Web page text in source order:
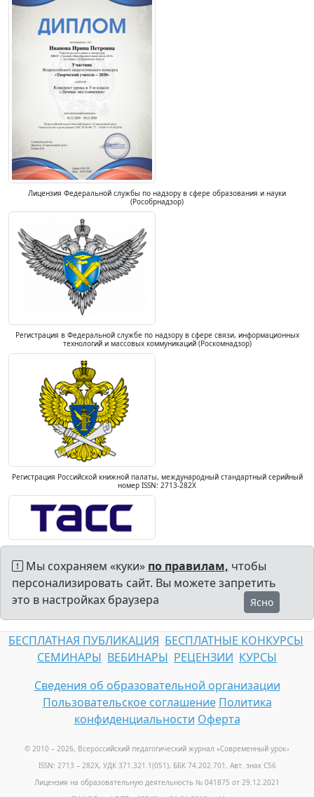
Лицензия Федеральной службы по надзору в сфере образования и науки
(Рособрнадзор)
Регистрация в Федеральной службе по надзору в сфере связи, информационных
технологий и массовых коммуникаций (Роскомнадзор)
Регистрация Российской книжной палаты, международный стандартный серийный
номер ISSN: 2713-282X
Мы сохраняем «куки» по правилам, чтобы
персонализировать сайт. Вы можете запретить
это в настройках браузера
Ясно
БЕСПЛАТНАЯ ПУБЛИКАЦИЯ БЕСПЛАТНЫЕ КОНКУРСЫ
СЕМИНАРЫ ВЕБИНАРЫ РЕЦЕНЗИИ КУРСЫ
Сведения об образовательной организации
Пользовательское соглашение Политика
конфиденциальности Оферта
© 2010 – 2026, Всероссийский педагогический журнал «Современный урок»
ISSN: 2713 – 282X, УДК 371.321.1(051), ББК 74.202.701, Авт. знак С56
Лицензия на образовательную деятельность № 041875 от 29.12.2021